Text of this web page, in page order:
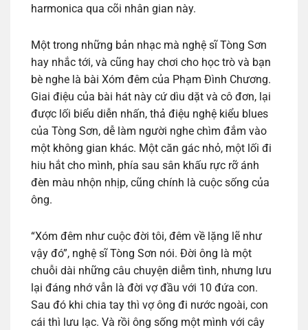
harmonica qua cõi nhân gian này.
Một trong những bản nhạc mà nghệ sĩ Tòng Sơn
hay nhắc tới, và cũng hay chơi cho học trò và bạn
bè nghe là bài Xóm đêm của Phạm Đình Chương.
Giai điệu của bài hát này cứ dìu dặt và cô đơn, lại
được lối biểu diễn nhấn, thả điệu nghệ kiểu blues
của Tòng Sơn, dễ làm người nghe chìm đắm vào
một không gian khác. Một căn gác nhỏ, một lối đi
hiu hắt cho mình, phía sau sân khấu rực rỡ ánh
đèn màu nhộn nhịp, cũng chính là cuộc sống của
ông.
“Xóm đêm như cuộc đời tôi, đêm về lặng lẽ như
vậy đó”, nghệ sĩ Tòng Sơn nói. Đời ông là một
chuỗi dài những câu chuyện diễm tình, nhưng lưu
lại đáng nhớ vẫn là đời vợ đầu với 10 đứa con.
Sau đó khi chia tay thì vợ ông đi nước ngoài, con
cái thì lưu lạc. Và rồi ông sống một mình với cây